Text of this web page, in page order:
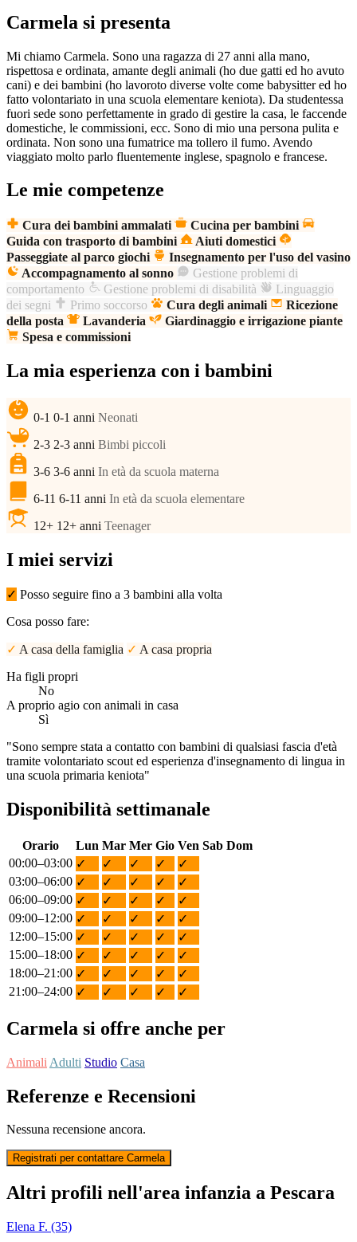
Carmela si presenta
Mi chiamo Carmela. Sono una ragazza di 27 anni alla mano,
rispettosa e ordinata, amante degli animali (ho due gatti ed ho avuto
cani) e dei bambini (ho lavoroto diverse volte come babysitter ed ho
fatto volontariato in una scuola elementare keniota). Da studentessa
fuori sede sono perfettamente in grado di gestire la casa, le faccende
domestiche, le commissioni, ecc. Sono di mio una persona pulita e
ordinata. Non sono una fumatrice ma tollero il fumo. Avendo
viaggiato molto parlo fluentemente inglese, spagnolo e francese.
Le mie competenze
Cura dei bambini ammalati
Cucina per bambini
Guida con trasporto di bambini
Aiuti domestici
Passeggiate al parco giochi
Insegnamento per l'uso del vasino
Accompagnamento al sonno
Gestione problemi di
comportamento
Gestione problemi di disabilità
Linguaggio
dei segni
Primo soccorso Cura degli animali
Ricezione
della posta
Lavanderia
Giardinaggio e irrigazione piante
Spesa e commissioni
La mia esperienza con i bambini
0-1 0-1 anni Neonati
2-3 2-3 anni Bimbi piccoli
3-6 3-6 anni In età da scuola materna
6-11 6-11 anni In età da scuola elementare
12+ 12+ anni Teenager
I miei servizi
✓ Posso seguire fino a 3 bambini alla volta
Cosa posso fare:
✓ A casa della famiglia ✓ A casa propria
Ha figli propri
No
A proprio agio con animali in casa
Sì
"Sono sempre stata a contatto con bambini di qualsiasi fascia d'età
tramite volontariato scout ed esperienza d'insegnamento di lingua in
una scuola primaria keniota"
Disponibilità settimanale
Orario Lun Mar Mer Gio Ven Sab Dom
00:00–03:00 ✓ ✓ ✓ ✓
✓
03:00–06:00 ✓ ✓ ✓ ✓
✓
06:00–09:00 ✓ ✓ ✓ ✓
✓
09:00–12:00 ✓ ✓ ✓ ✓
✓
12:00–15:00 ✓ ✓ ✓ ✓
✓
15:00–18:00 ✓ ✓ ✓ ✓
✓
18:00–21:00 ✓ ✓ ✓ ✓
✓
21:00–24:00 ✓ ✓ ✓ ✓ ✓
Carmela si offre anche per
Animali Adulti Studio Casa
Referenze e Recensioni
Nessuna recensione ancora.
Registrati per contattare Carmela
Altri profili nell'area infanzia a Pescara
Elena F. (35)